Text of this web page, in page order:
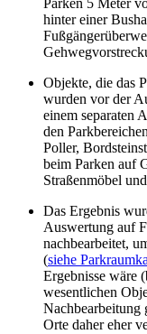
Parken 5 Meter
hinter einer
Objekte, die das
wurden vor der
einem separaten
den
Poller,
beim Parken auf
Straßenmöbel
Das Ergebnis
Auswertung auf
nachbearbeitet,
(siehe
Ergebnisse wäre
wesentlichen
Nachbearbeitung
Orte daher eher